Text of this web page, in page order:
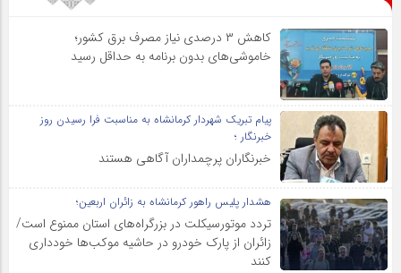
کاهش ۳ درصدی نیاز مصرف برق کشور؛
خاموشی‌های بدون برنامه به حداقل رسید
پیام تبریک شهردار کرمانشاه به مناسبت فرا رسیدن روز
خبرنگار ؛
خبرنگاران پرچمداران آگاهی هستند
هشدار پلیس راهور کرمانشاه به زائران اربعین؛
تردد موتورسیکلت در بزرگراه‌های استان ممنوع است/
زائران از پارک خودرو در حاشیه موکب‌ها خودداری
کنند